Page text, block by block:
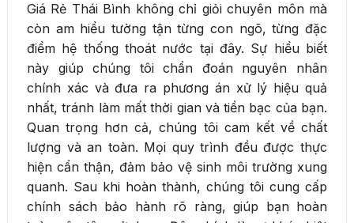
Giá Rẻ Thái Bình không chỉ giỏi chuyên môn mà
còn am hiểu tường tận từng con ngõ, từng đặc
điểm hệ thống thoát nước tại đây. Sự hiểu biết
này giúp chúng tôi chẩn đoán nguyên nhân
chính xác và đưa ra phương án xử lý hiệu quả
nhất, tránh làm mất thời gian và tiền bạc của bạn.
Quan trọng hơn cả, chúng tôi cam kết về chất
lượng và an toàn. Mọi quy trình đều được thực
hiện cẩn thận, đảm bảo vệ sinh môi trường xung
quanh. Sau khi hoàn thành, chúng tôi cung cấp
chính sách bảo hành rõ ràng, giúp bạn hoàn